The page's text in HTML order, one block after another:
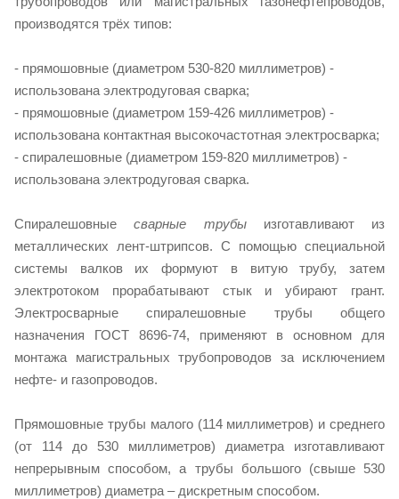
производятся трёх типов:
- прямошовные (диаметром 530-820 миллиметров) -
использована электродуговая сварка;
- прямошовные (диаметром 159-426 миллиметров) -
использована контактная высокочастотная электросварка;
- спиралешовные (диаметром 159-820 миллиметров) -
использована электродуговая сварка.
Спиралешовныесварные трубыизготавливают из
металлических лент-штрипсов. С помощью специальной
системы валков их формуют в витую трубу, затем
электротоком прорабатывают стык и убирают грант.
Электросварные спиралешовные трубы общего
назначения ГОСТ 8696-74, применяют в основном для
монтажа магистральных трубопроводов за исключением
нефте- и газопроводов.
Прямошовные трубы малого (114 миллиметров) и среднего
(от 114 до 530 миллиметров) диаметра изготавливают
непрерывным способом, а трубы большого (свыше 530
миллиметров) диаметра – дискретным способом.